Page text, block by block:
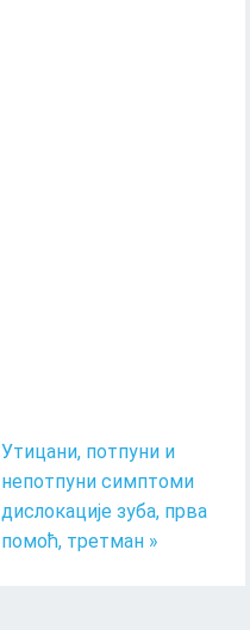
Утицани, потпуни и
непотпуни симптоми
дислокације зуба, прва
помоћ, третман »